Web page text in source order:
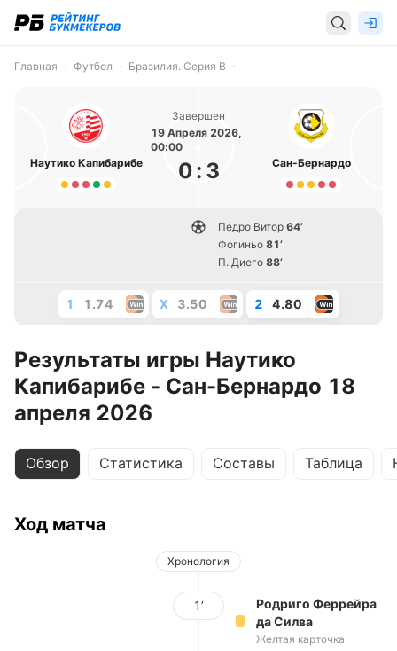
Главная Футбол Бразилия. Серия B
Наутико Капибарибе
Завершен
19 Апреля 2026,
00:00
0: 3 Сан-Бернардо
Педро Витор 64’
Фогиньо 81’
П. Диего 88’
1 1.74 X 3.50 2 4.80
Результаты игры Наутико
Капибарибе - Сан-Бернардо 18
апреля 2026
Обзор Статистика Составы Таблица
Ход матча
Хронология
1’
Родриго Феррейра
да Силва
Желтая карточка